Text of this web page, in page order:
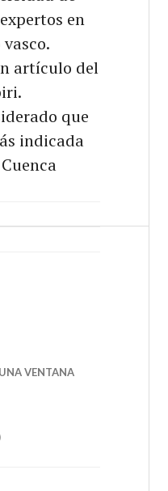
en
artículo del
que
indicada
VENTANA